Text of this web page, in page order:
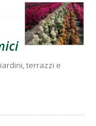
terrazzi e